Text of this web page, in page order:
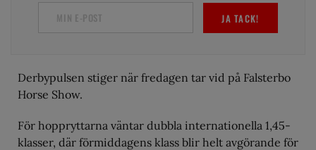
JA TACK!
Derbypulsen stiger när fredagen tar vid på Falsterbo
Horse Show.
För hoppryttarna väntar dubbla internationella 1,45-
klasser, där förmiddagens klass blir helt avgörande för